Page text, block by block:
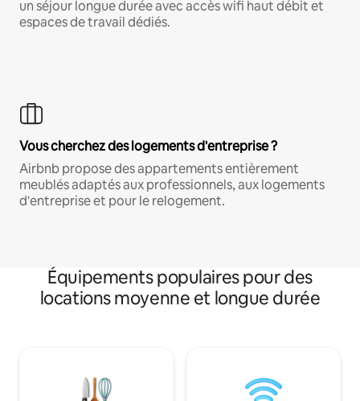
un séjour longue durée avec accès wifi haut débit et
espaces de travail dédiés.
Vous cherchez des logements d'entreprise ?
Airbnb propose des appartements entièrement
meublés adaptés aux professionnels, aux logements
d'entreprise et pour le relogement.
Équipements populaires pour des
locations moyenne et longue durée